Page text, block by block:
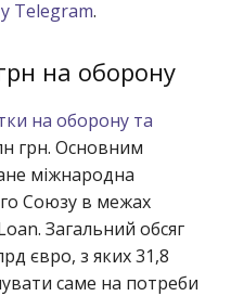
Telegram.
на оборону
на оборону та
грн. Основним
міжнародна
Союзу в межах
Загальний обсяг
євро, з яких 31,8
саме на потреби